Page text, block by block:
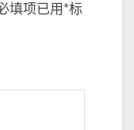
填项已用 *标